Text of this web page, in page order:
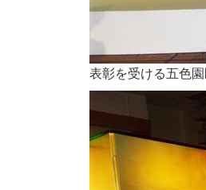
表彰を受ける五色